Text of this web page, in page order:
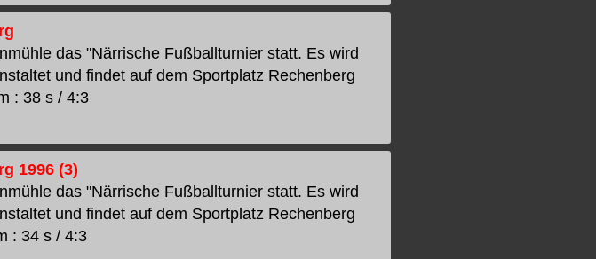
das "Närrische Fußballturnier statt. Es wird
und findet auf dem Sportplatz Rechenberg
: 38 s / 4:3
1996 (3)
das "Närrische Fußballturnier statt. Es wird
und findet auf dem Sportplatz Rechenberg
: 34 s / 4:3